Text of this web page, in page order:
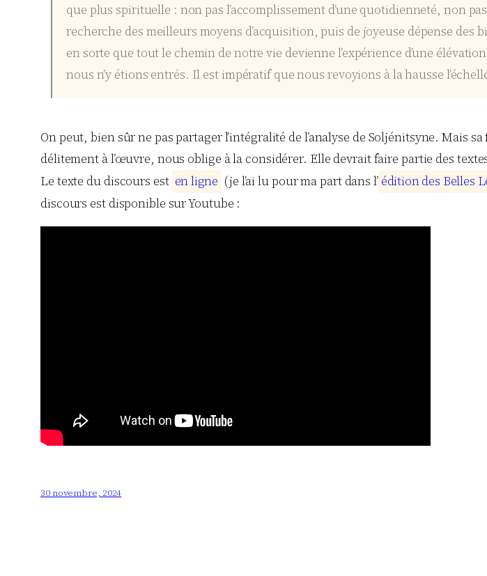
que plus spirituelle : non pas l’accomplissement d’une quotidienneté, non
recherche des meilleurs moyens d’acquisition, puis de joyeuse dépense des
en sorte que tout le chemin de notre vie devienne l’expérience d’une
nous n’y étions entrés. Il est impératif que nous revoyions à la hausse
On peut, bien sûr ne pas partager l’intégralité de l’analyse de Soljénitsyne. Mais
délitement à l’œuvre, nous oblige à la considérer. Elle devrait faire partie des
Le texte du discours est enligne (je l’ai lu pour ma part dans l’ éditiondes Belles L
discours est disponible sur Youtube :
30 novembre, 2024